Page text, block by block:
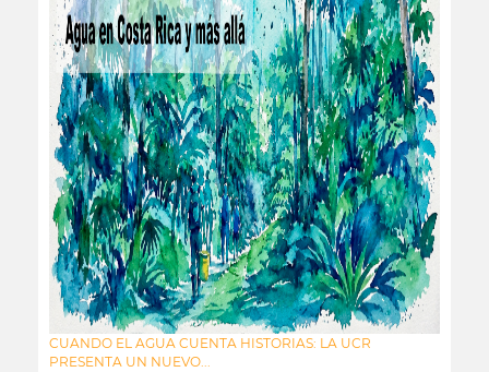
CUANDO EL AGUA CUENTA HISTORIAS: LA UCR
PRESENTA UN NUEVO...